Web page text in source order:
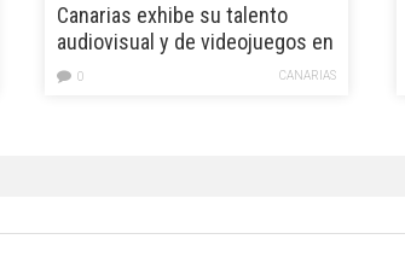
Canarias exhibe su talento
audiovisual y de videojuegos en
un evento de alto nivel en laCANARIAS
0